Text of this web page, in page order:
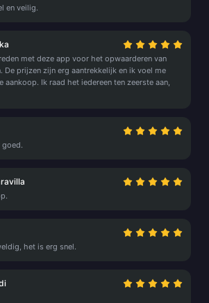
en veilig.
met deze app voor het opwaarderen van
De prijzen zijn erg aantrekkelijk en ik voel me
aankoop. Ik raad het iedereen ten zeerste aan,
goed.
het is erg snel.